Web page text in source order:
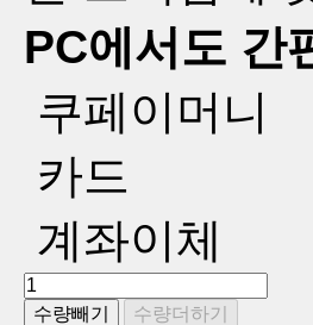
PC에서도 간
쿠페이머니
카드
계좌이체
수량빼기
수량더하기